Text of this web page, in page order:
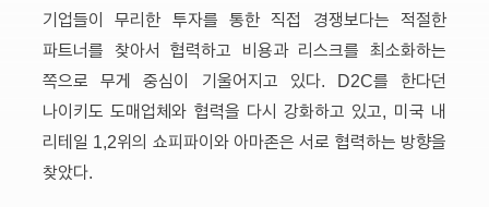
기업들이 무리한 투자를 통한 직접 경쟁보다는 적절한
파트너를 찾아서 협력하고 비용과 리스크를 최소화하는
쪽으로 무게 중심이 기울어지고 있다. D2C를 한다던
나이키도 도매업체와 협력을 다시 강화하고 있고, 미국 내
리테일 1,2위의 쇼피파이와 아마존은 서로 협력하는 방향을
찾았다.